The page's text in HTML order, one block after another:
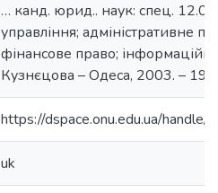
… канд. юрид.. наук: спец.
управління; адміністративне
фінансове право;
Кузнєцова – Одеса, 2003. – 192
https://dspace.onu.edu.ua/
uk